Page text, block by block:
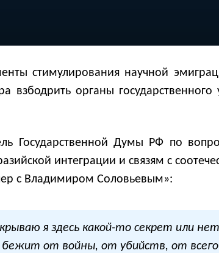
стимулирования научной
взбодрить органы
Государственной Думы РФ по
интеграции и связям с
с Владимиром Соловьевым»:
я здесь какой-то секрет или
от войны, от убийств, от всего